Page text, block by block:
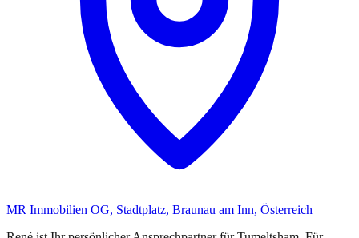
MR Immobilien OG, Stadtplatz, Braunau am Inn, Österreich